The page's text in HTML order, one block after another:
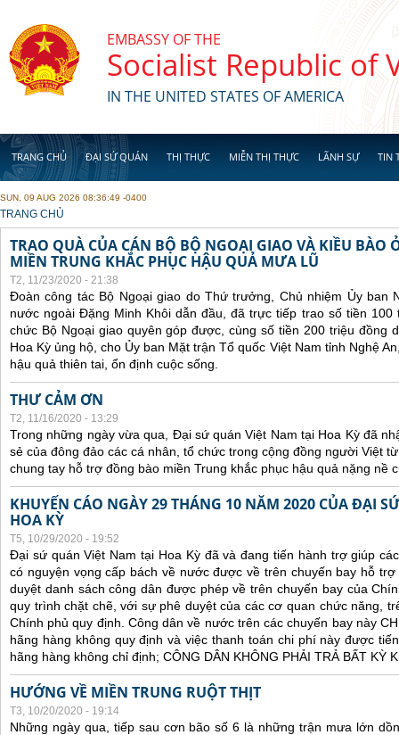
EMBASSY OF THE
Socialist Republic of
IN THE UNITED STATES OF AMERICA
TRANG CHỦ ĐẠI SỨ QUÁN THỊ THỰC MIỄN THỊ THỰC LÃNH SỰ TIN
SUN, 09 AUG 2026 08:36:49 -0400
YOU ARE HERE
TRANG CHỦ
TRAO QUÀ CỦA CÁN BỘ BỘ NGOẠI GIAO VÀ KIỀU BÀO
MIỀN TRUNG KHẮC PHỤC HẬU QUẢ MƯA LŨ
T2, 11/23/2020 - 21:38
Đoàn công tác Bộ Ngoại giao do Thứ trưởng, Chủ nhiệm Ủy ban
nước ngoài Đặng Minh Khôi dẫn đầu, đã trực tiếp trao số tiền 100
chức Bộ Ngoại giao quyên góp được, cùng số tiền 200 triệu đồng
Hoa Kỳ ủng hộ, cho Ủy ban Mặt trận Tổ quốc Việt Nam tỉnh Nghệ
hậu quả thiên tai, ổn định cuộc sống.
THƯ CẢM ƠN
T2, 11/16/2020 - 13:29
Trong những ngày vừa qua, Đại sứ quán Việt Nam tại Hoa Kỳ đã
sẻ của đông đảo các cá nhân, tổ chức trong cộng đồng người Việt
chung tay hỗ trợ đồng bào miền Trung khắc phục hậu quả nặng nề
KHUYẾN CÁO NGÀY 29 THÁNG 10 NĂM 2020 CỦA ĐẠI
HOA KỲ
T5, 10/29/2020 - 19:52
Đại sứ quán Việt Nam tại Hoa Kỳ đã và đang tiến hành trợ giúp
có nguyện vọng cấp bách về nước được về trên chuyến bay hỗ
duyệt danh sách công dân được phép về trên chuyến bay của
quy trình chặt chẽ, với sự phê duyệt của các cơ quan chức năng,
Chính phủ quy định. Công dân về nước trên các chuyến bay này
hãng hàng không quy định và việc thanh toán chi phí này được
hãng hàng không chỉ định; CÔNG DÂN KHÔNG PHẢI TRẢ BẤT KỲ
HƯỚNG VỀ MIỀN TRUNG RUỘT THỊT
T3, 10/20/2020 - 19:14
Những ngày qua, tiếp sau cơn bão số 6 là những trận mưa lớn